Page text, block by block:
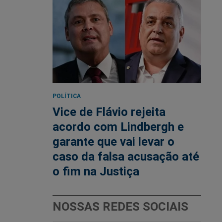
POLÍTICA
Vice de Flávio rejeita
acordo com Lindbergh e
garante que vai levar o
caso da falsa acusação até
o fim na Justiça
NOSSAS REDES SOCIAIS